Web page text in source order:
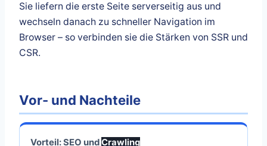
Sie liefern die erste Seite serverseitig aus und
wechseln danach zu schneller Navigation im
Browser – so verbinden sie die Stärken von SSR und
CSR.
Vor- und Nachteile
Vorteil: SEO undCrawling